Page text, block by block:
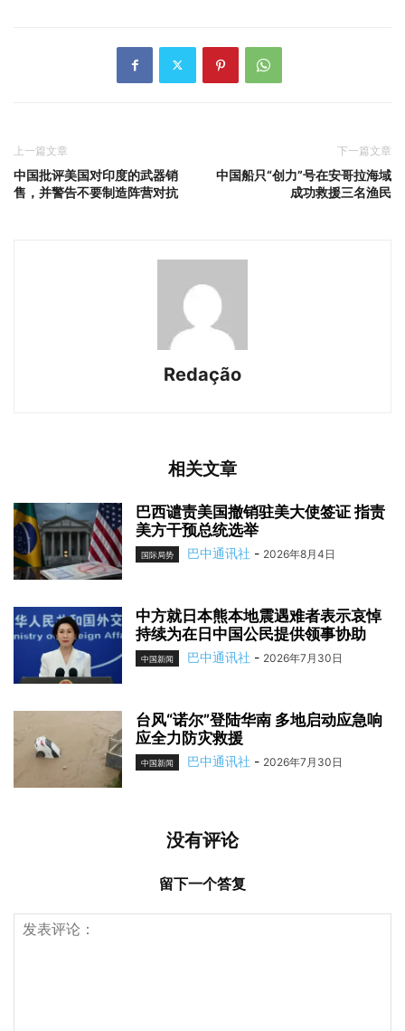
上一篇文章
中国批评美国对印度的武器销
售，并警告不要制造阵营对抗
下一篇文章
中国船只“创力”号在安哥拉海域
成功救援三名渔民
Redação
相关文章
巴西谴责美国撤销驻美大使签证 指责
美方干预总统选举
国际局势 巴中通讯社 - 2026年8月4日
中方就日本熊本地震遇难者表示哀悼
持续为在日中国公民提供领事协助
中国新闻 巴中通讯社 - 2026年7月30日
台风“诺尔”登陆华南 多地启动应急响
应全力防灾救援
中国新闻 巴中通讯社 - 2026年7月30日
没有评论
留下一个答复